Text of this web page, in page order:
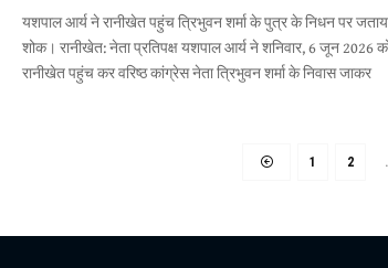
यशपाल आर्य ने रानीखेत पहुंच त्रिभुवन शर्मा के पुत्र के निधन पर
शोक। रानीखेत: नेता प्रतिपक्ष यशपाल आर्य ने शनिवार, 6 जून 2026
रानीखेत पहुंच कर वरिष्ठ कांग्रेस नेता त्रिभुवन शर्मा के निवास जाकर
उनके सुपुत्र कार्तिकेय शर्मा के आकस्मिक निधन पर गहरा शोक
1 2